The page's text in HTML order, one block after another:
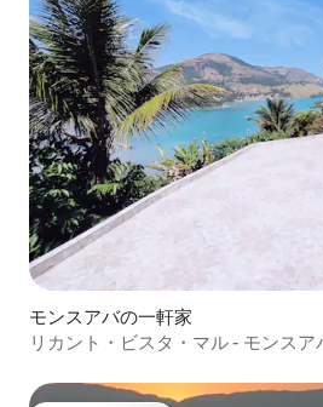
モンスアバの一軒家
リカント・ビスタ・マル - モンスア